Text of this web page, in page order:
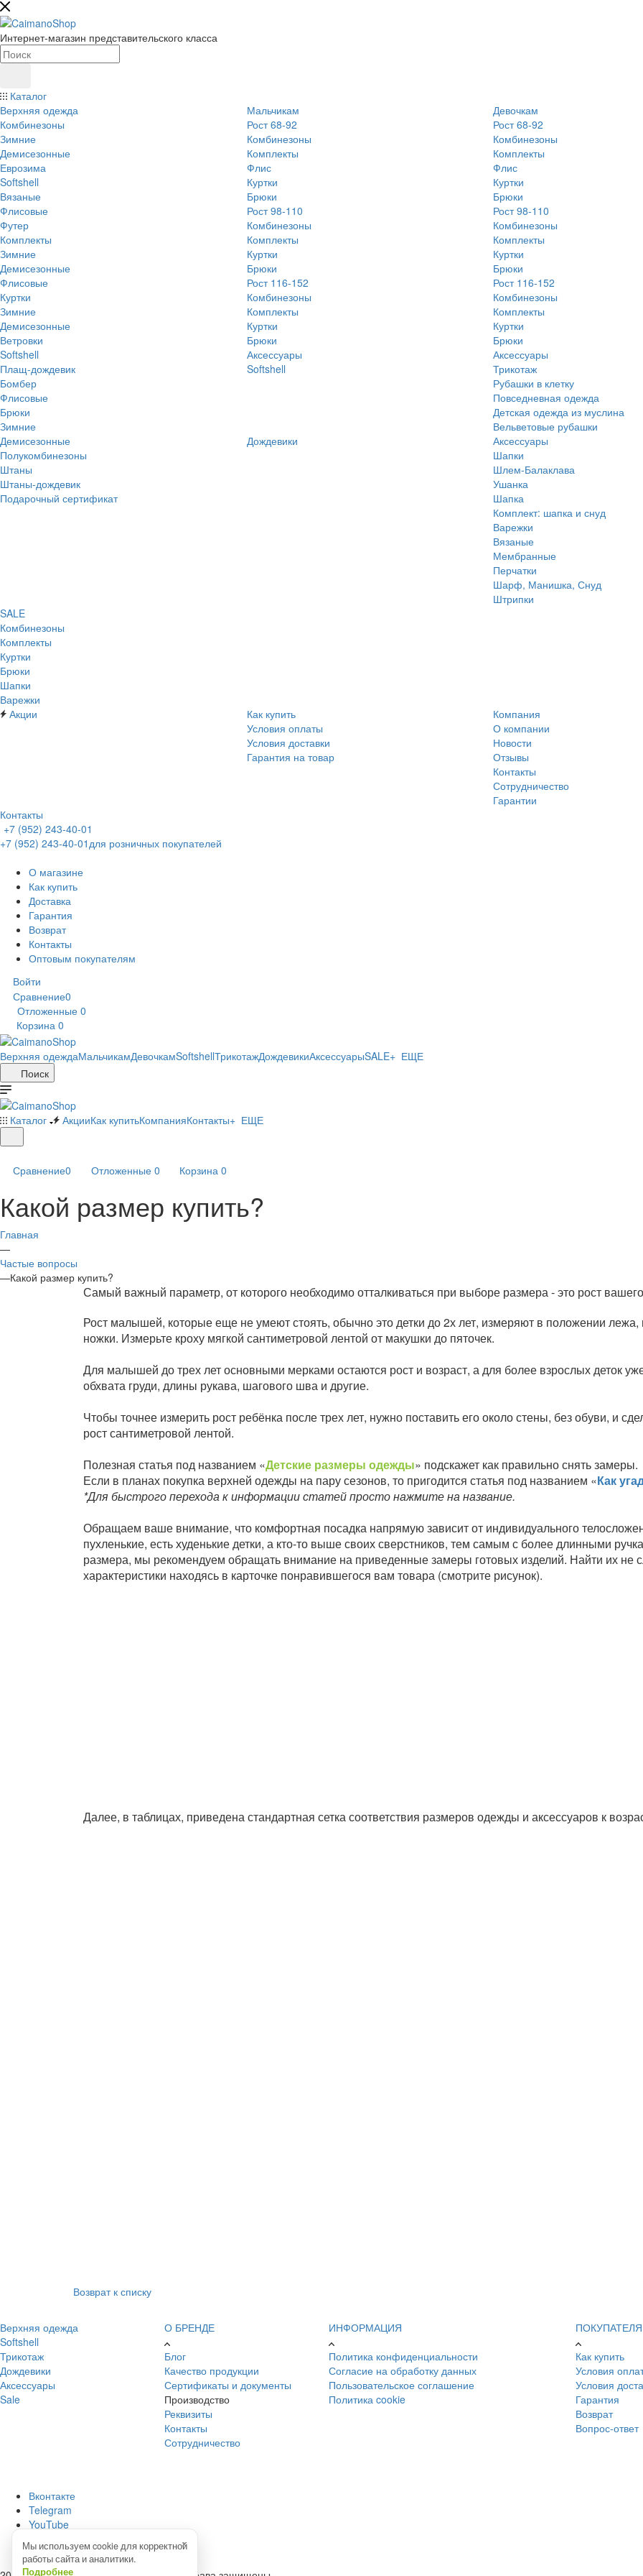
Интернет-магазин представительского класса
Каталог
Верхняя одежда
Комбинезоны
Зимние
Демисезонные
Еврозима
Softshell
Вязаные
Флисовые
Футер
Комплекты
Зимние
Демисезонные
Флисовые
Куртки
Зимние
Демисезонные
Ветровки
Softshell
Плащ-дождевик
Бомбер
Флисовые
Брюки
Зимние
Демисезонные
Полукомбинезоны
Штаны
Штаны-дождевик
Подарочный сертификат
Мальчикам
Рост 68-92
Комбинезоны
Комплекты
Флис
Куртки
Брюки
Рост 98-110
Комбинезоны
Комплекты
Куртки
Брюки
Рост 116-152
Комбинезоны
Комплекты
Куртки
Брюки
Аксессуары
Девочкам
Рост 68-92
Комбинезоны
Комплекты
Флис
Куртки
Брюки
Рост 98-110
Комбинезоны
Комплекты
Куртки
Брюки
Рост 116-152
Комбинезоны
Комплекты
Куртки
Брюки
Аксессуары
Softshell
Трикотаж
Рубашки в клетку
Повседневная одежда
Детская одежда из муслина
Вельветовые рубашки
Дождевики
Аксессуары
Шапки
Шлем-Балаклава
Ушанка
Шапка
Комплект: шапка и снуд
Варежки
Вязаные
Мембранные
Перчатки
Шарф, Манишка, Снуд
Штрипки
SALE
Комбинезоны
Комплекты
Куртки
Брюки
Шапки
Варежки
Акции
Как купить
Условия оплаты
Условия доставки
Гарантия на товар
Компания
О компании
Новости
Отзывы
Контакты
Сотрудничество
Гарантии
Контакты
+7 (952) 243-40-01
+7 (952) 243-40-01для розничных покупателей
О магазине
Как купить
Доставка
Гарантия
Возврат
Контакты
Оптовым покупателям
Войти
Сравнение0
Отложенные 0
Корзина 0
Верхняя одеждаМальчикамДевочкамSoftshellТрикотажДождевикиАксессуарыSALE+ ЕЩЕ
Поиск
Каталог АкцииКак купитьКомпанияКонтакты+ ЕЩЕ
Сравнение0 Отложенные 0 Корзина 0
Какой размер купить?
Главная
—
Частые вопросы
—Какой размер купить?
Самый важный параметр, от которого необходимо отталкиваться при выборе размера - это рост
Рост малышей, которые еще не умеют стоять, обычно это детки до 2х лет, измеряют в положении
ножки. Измерьте кроху мягкой сантиметровой лентой от макушки до пяточек.
Для малышей до трех лет основными мерками остаются рост и возраст, а для более взрослых деток
обхвата груди, длины рукава, шагового шва и другие.
Чтобы точнее измерить рост ребёнка после трех лет, нужно поставить его около стены, без обуви, и
рост сантиметровой лентой.
Полезная статья под названием «Детские размеры одежды» подскажет как правильно снять замеры.
Если в планах покупка верхней одежды на пару сезонов, то пригодится статья под названием «Как
*Для быстрого перехода к информации статей просто нажмите на название.
Обращаем ваше внимание, что комфортная посадка напрямую зависит от индивидуального
пухленькие, есть худенькие детки, а кто-то выше своих сверстников, тем самым с более длинными
размера, мы рекомендуем обращать внимание на приведенные замеры готовых изделий. Найти их не
характеристики находясь в карточке понравившегося вам товара (смотрите рисунок).
Далее, в таблицах, приведена стандартная сетка соответствия размеров одежды и аксессуаров к
Возврат к списку
Верхняя одежда
Softshell
Трикотаж
Дождевики
Аксессуары
Sale
О БРЕНДЕ
Блог
Качество продукции
Сертификаты и документы
Производство
Реквизиты
Контакты
Сотрудничество
ИНФОРМАЦИЯ
Политика конфиденциальности
Согласие на обработку данных
Пользовательское соглашение
Политика cookie
Как купить
Условия
Условия
Гарантия
Возврат
Вопрос-ответ
Вконтакте
Telegram
YouTube
Pinterest
×
Мы используем cookie для корректной
работы сайта и аналитики.
Подробнее